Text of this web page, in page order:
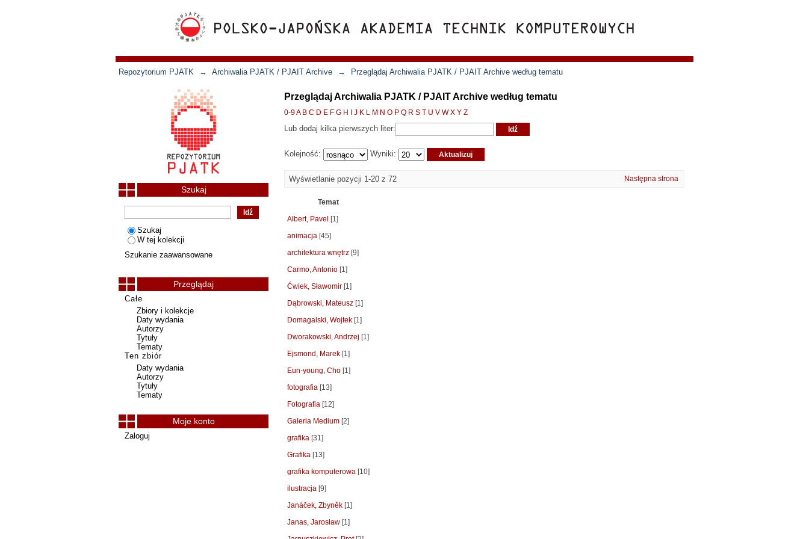
Repozytorium PJATK → Archiwalia PJATK / PJAIT Archive → Przeglądaj Archiwalia PJATK / PJAIT Archive według tematu
Przeglądaj Archiwalia PJATK / PJAIT Archive według tematu
0-9A B C D E F G H J K L M N O P Q R S T U V W X Y Z
Lub dodaj kilka pierwszych liter:
Kolejność: Wyniki:
Wyświetlanie pozycji 1-20 z 72 Następna strona
Temat
Albert, Pavel
[1]
animacja [45]
architektura wnętrz [9]
Carmo, Antonio [1]
Ćwiek, Sławomir [1]
Dąbrowski, Mateusz [1]
Domagalski, Wojtek [1]
Dworakowski, Andrzej [1]
Ejsmond, Marek [1]
Eun-young, Cho [1]
fotografia [13]
Fotografia [12]
Galeria Medium [2]
grafika [31]
Grafika [13]
grafika komputerowa [10]
ilustracja [9]
Janáček, Zbyněk [1]
Janas, Jarosław [1]
Szukaj
Szukaj
W tej kolekcji
Szukanie zaawansowane
Przeglądaj
Całe
Zbiory i kolekcje
Daty wydania
Autorzy
Tytuły
Tematy
Ten zbiór
Daty wydania
Autorzy
Tytuły
Tematy
Moje konto
Zaloguj